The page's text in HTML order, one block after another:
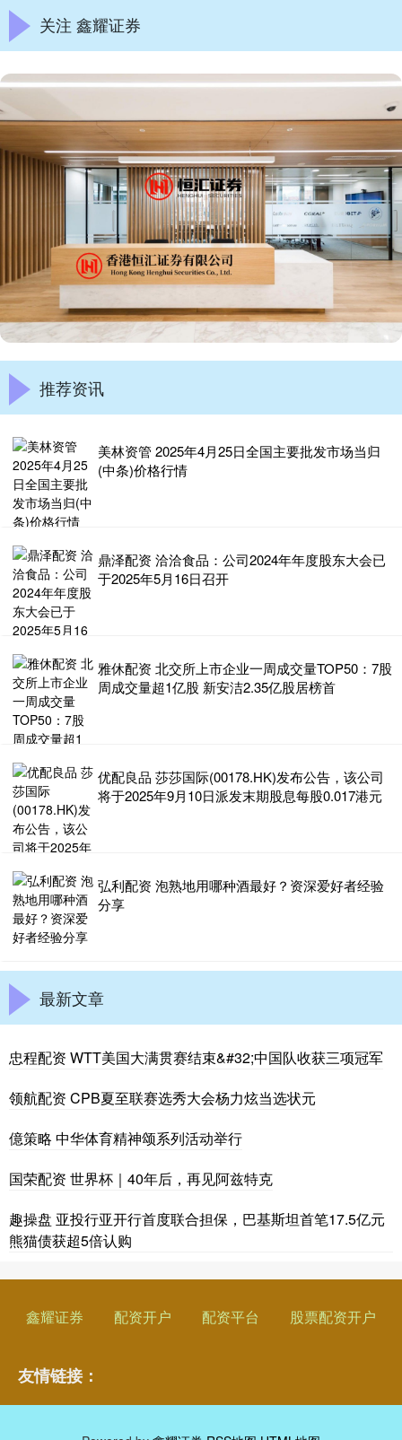
关注 鑫耀证券
推荐资讯
美林资管 2025年4月25日全国主要批发市场当归
(中条)价格行情
鼎泽配资 洽洽食品：公司2024年年度股东大会已
于2025年5月16日召开
雅休配资 北交所上市企业一周成交量TOP50：7股
周成交量超1亿股 新安洁2.35亿股居榜首
优配良品 莎莎国际(00178.HK)发布公告，该公司
将于2025年9月10日派发末期股息每股0.017港元
弘利配资 泡熟地用哪种酒最好？资深爱好者经验
分享
最新文章
忠程配资 WTT美国大满贯赛结束&#32;中国队收获三项冠军
领航配资 CPB夏至联赛选秀大会杨力炫当选状元
億策略 中华体育精神颂系列活动举行
国荣配资 世界杯｜40年后，再见阿兹特克
趣操盘 亚投行亚开行首度联合担保，巴基斯坦首笔17.5亿元
熊猫债获超5倍认购
鑫耀证券 配资开户 配资平台 股票配资开户
友情链接：